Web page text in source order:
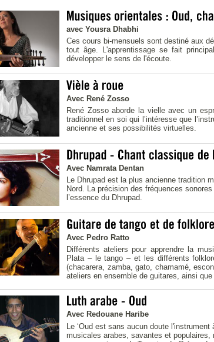
avec Yousra Dhabhi
Ces cours bi-mensuels sont destiné aux
tout âge. L'apprentissage se fait
développer le sens de l'écoute.
Avec René Zosso
René Zosso aborde la vielle avec un
traditionnel en soi qui l’intéresse que
ancienne et ses possibilités virtuelles.
Avec Namrata Dentan
Le Dhrupad est la plus ancienne tradition
Nord. La précision des fréquences
l’essence du Dhrupad.
Avec Pedro Ratto
Différents ateliers pour apprendre la
Plata – le tango – et les différents
(chacarera, zamba, gato, chamamé,
ateliers en ensemble de guitares, ainsi
Avec Redouane Haribe
Le ‘Oud est sans aucun doute
musicales arabes, savantes et